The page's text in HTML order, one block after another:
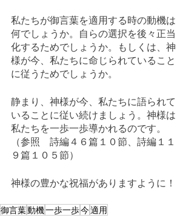
私たちが御言葉を適用する時の動機は
何でしょうか。自らの選択を後々正当
化するためでしょうか。もしくは、神
様が今、私たちに命じられていること
に従うためでしょうか。
静まり、神様が今、私たちに語られて
いることに従い続けましょう。神様は
私たちを一歩一歩導かれるのです。
（参照　詩編４６篇１０節、詩編１１
９篇１０５節）
神様の豊かな祝福がありますように！
御言葉動機一歩一歩今適用